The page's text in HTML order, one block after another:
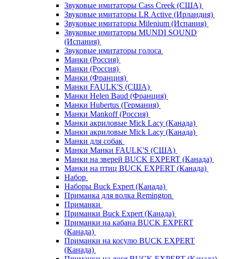
Звуковые имитаторы Cass Creek (США)
Звуковые имитаторы LR Active (Ирландия)
Звуковые имитаторы Milenium (Испания)
Звуковые имитаторы MUNDI SOUND
(Испания)
Звуковые имитаторы голоса
Манки (Россия)
Манки (Россия)
Манки (Франция)
Манки FAULK'S (США)
Манки Helen Baud (Франция)
Манки Hubertus (Германия)
Манки Mankoff (Россия)
Манки акриловые Mick Lacy (Канада)
Манки акриловые Mick Lacy (Канада)
Манки для собак
Манки Манки FAULK'S (США)
Манки на зверей BUCK EXPERT (Канада)
Манки на птиц BUCK EXPERT (Канада)
Набор
Наборы Buck Expert (Канада)
Приманка для волка Remington
Приманки
Приманки Buck Expert (Канада)
Приманки на кабана BUCK EXPERT
(Канада)
Приманки на косулю BUCK EXPERT
(Канада)